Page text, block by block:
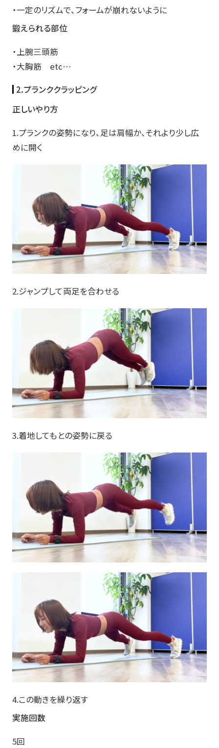
・一定のリズムで、フォームが崩れないように
鍛えられる部位
・上腕三頭筋
・大胸筋 etc…
2.プランククラッピング
正しいやり方
1.プランクの姿勢になり、足は肩幅か、それより少し広
めに開く
2.ジャンプして両足を合わせる
3.着地してもとの姿勢に戻る
4.この動きを繰り返す
実施回数
5回